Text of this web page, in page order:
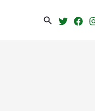
Search